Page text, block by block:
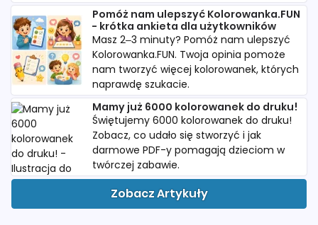
Pomóż nam ulepszyć Kolorowanka.FUN
- krótka ankieta dla użytkowników
Masz 2–3 minuty? Pomóż nam ulepszyć
Kolorowanka.FUN. Twoja opinia pomoże
nam tworzyć więcej kolorowanek, których
naprawdę szukacie.
Mamy już 6000 kolorowanek do druku!
Świętujemy 6000 kolorowanek do druku!
Zobacz, co udało się stworzyć i jak
darmowe PDF-y pomagają dzieciom w
twórczej zabawie.
Zobacz Artykuły